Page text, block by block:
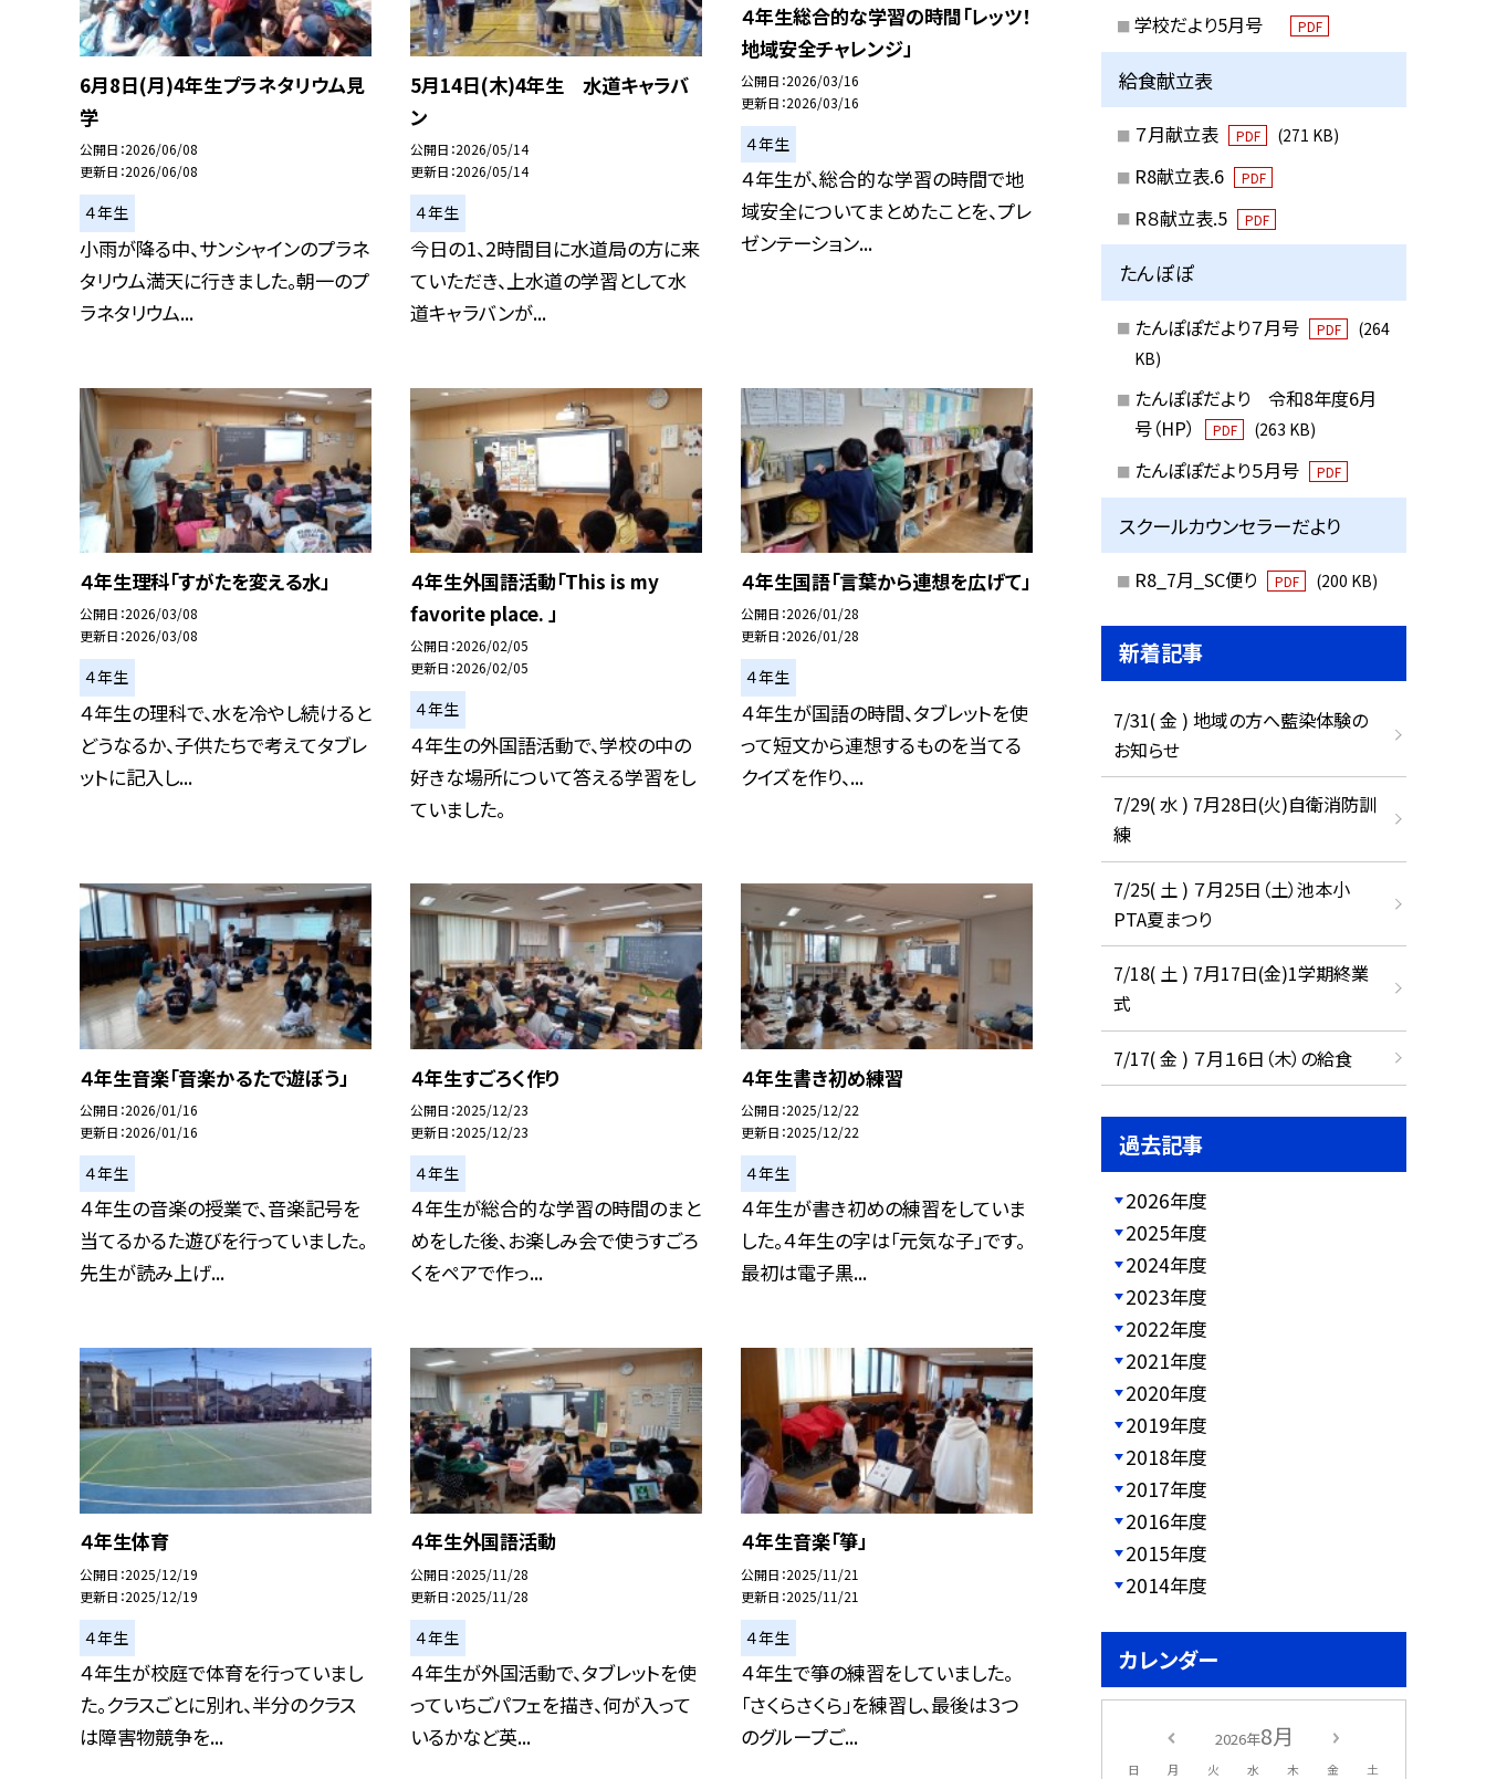
6月8日(月)4年生プラネタリウム見
学
公開日 2026/06/08
更新日 2026/06/08
４年生
小雨が降る中、サンシャインのプラネ
タリウム満天に行きました。朝一のプ
ラネタリウム...
5月14日(木)4年生 水道キャラバ
ン
公開日 2026/05/14
更新日 2026/05/14
４年生
今日の1、2時間目に水道局の方に来
ていただき、上水道の学習として水
道キャラバンが...
４年生総合的な学習の時間「レッツ！
地域安全チャレンジ」
公開日 2026/03/16
更新日 2026/03/16
４年生
４年生が、総合的な学習の時間で地
域安全についてまとめたことを、プレ
ゼンテーション...
４年生理科「すがたを変える水」
公開日 2026/03/08
更新日 2026/03/08
４年生
４年生の理科で、水を冷やし続けると
どうなるか、子供たちで考えてタブレ
ットに記入し...
４年生外国語活動「This is my
favorite place. 」
公開日 2026/02/05
更新日 2026/02/05
４年生
４年生の外国語活動で、学校の中の
好きな場所について答える学習をし
ていました。
４年生国語「言葉から連想を広げて」
公開日 2026/01/28
更新日 2026/01/28
４年生
４年生が国語の時間、タブレットを使
って短文から連想するものを当てる
クイズを作り、...
４年生音楽「音楽かるたで遊ぼう」
公開日 2026/01/16
更新日 2026/01/16
４年生
４年生の音楽の授業で、音楽記号を
当てるかるた遊びを行っていました。
先生が読み上げ...
４年生すごろく作り
公開日 2025/12/23
更新日 2025/12/23
４年生
４年生が総合的な学習の時間のまと
めをした後、お楽しみ会で使うすごろ
くをペアで作っ...
４年生書き初め練習
公開日 2025/12/22
更新日 2025/12/22
４年生
４年生が書き初めの練習をしていま
した。４年生の字は「元気な子」です。
最初は電子黒...
４年生体育
公開日 2025/12/19
更新日 2025/12/19
４年生
４年生が校庭で体育を行っていまし
た。クラスごとに別れ、半分のクラス
は障害物競争を...
４年生外国語活動
公開日 2025/11/28
更新日 2025/11/28
４年生
４年生が外国活動で、タブレットを使
っていちごパフェを描き、何が入って
いるかなど英...
４年生音楽「箏」
公開日 2025/11/21
更新日 2025/11/21
４年生
４年生で箏の練習をしていました。
「さくらさくら」を練習し、最後は３つ
のグループご...
学校だより5月号 PDF
給食献立表
７月献立表 PDF (271 KB)
R8献立表.6 PDF
R８献立表.5 PDF
たんぽぽ
たんぽぽだより７月号 PDF
(264
KB)
たんぽぽだより 令和8年度6月
号（HP）
PDF (263 KB)
たんぽぽだより５月号 PDF
スクールカウンセラーだより
R8_7月_SC便り PDF (200 KB)
新着記事
7/31( 金 ) 地域の方へ藍染体験の
お知らせ
7/29( 水 ) 7月28日(火)自衛消防訓
練
7/25( 土 ) ７月25日（土）池本小
PTA夏まつり
7/18( 土 ) 7月17日(金)1学期終業
式
7/17( 金 ) ７月１6日（木）の給食
過去記事
2026年度
2025年度
2024年度
2023年度
2022年度
2021年度
2020年度
2019年度
2018年度
2017年度
2016年度
2015年度
2014年度
カレンダー
2026年8月
日 月 火 水 木 金 土